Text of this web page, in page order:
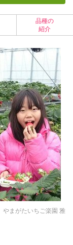
品種の
紹介
やまがたいちご楽園 雅